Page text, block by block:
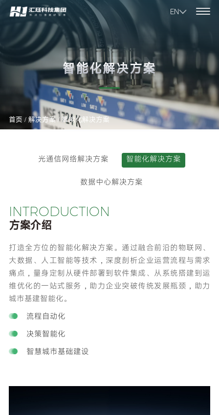
EN
SOLUTION
智能化解决方案
首页 / 解决方案/智能化解决方案
光通信网络解决方案 智能化解决方案
数据中心解决方案
INTRODUCTION
方案介绍
打造全方位的智能化解决方案。通过融合前沿的物联网、
大数据、人工智能等技术，深度剖析企业运营流程与需求
痛点，量身定制从硬件部署到软件集成、从系统搭建到运
维优化的一站式服务，助力企业突破传统发展瓶颈，助力
城市基建智能化。
流程自动化
决策智能化
智慧城市基础建设